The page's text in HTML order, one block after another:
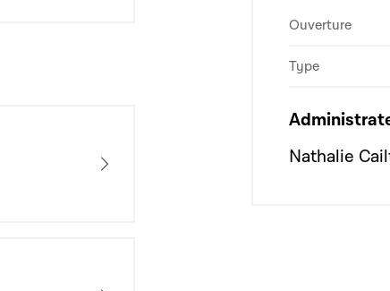
Ouverture
Type
Nathalie